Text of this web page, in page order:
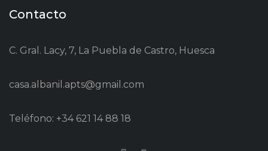
Contacto
C. Gral. Lacy, 7, La Puebla de Castro, Huesca
casa.albanil.apts@gmail.com
Teléfono: +34 621 14 88 18